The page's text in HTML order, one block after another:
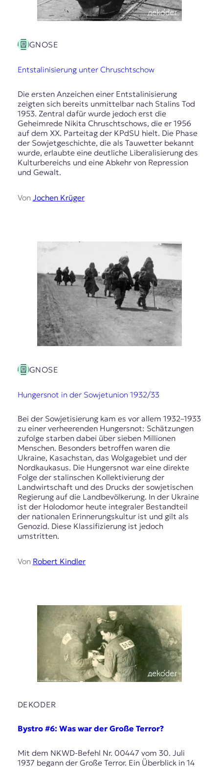
GNOSE
Entstalinisierung unter Chruschtschow
Die ersten Anzeichen einer Entstalinisierung
zeigten sich bereits unmittelbar nach Stalins Tod
1953. Zentral dafür wurde jedoch erst die
Geheimrede Nikita Chruschtschows, die er 1956
auf dem XX. Parteitag der KPdSU hielt. Die Phase
der Sowjetgeschichte, die als Tauwetter bekannt
wurde, erlaubte eine deutliche Liberalisierung des
Kulturbereichs und eine Abkehr von Repression
und Gewalt.
Von Jochen Krüger
GNOSE
Hungersnot in der Sowjetunion 1932/33
Bei der Sowjetisierung kam es vor allem 1932–1933
zu einer verheerenden Hungersnot: Schätzungen
zufolge starben dabei über sieben Millionen
Menschen. Besonders betroffen waren die
Ukraine, Kasachstan, das Wolgagebiet und der
Nordkaukasus. Die Hungersnot war eine direkte
Folge der stalinschen Kollektivierung der
Landwirtschaft und des Drucks der sowjetischen
Regierung auf die Landbevölkerung. In der Ukraine
ist der Holodomor heute integraler Bestandteil
der nationalen Erinnerungskultur ist und gilt als
Genozid. Diese Klassifizierung ist jedoch
umstritten.
Von Robert Kindler
DEKODER
Bystro #6: Was war der Große Terror?
Mit dem NKWD-Befehl Nr. 00447 vom 30. Juli
1937 begann der Große Terror. Ein Überblick in 14